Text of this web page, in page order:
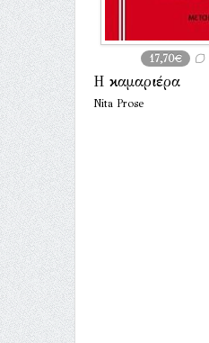
17,70€
Η καμαριέρα
Nita Prose